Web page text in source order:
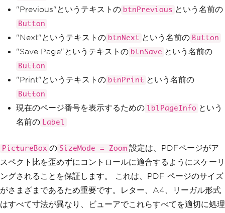
"Previous"というテキストの btnPrevious という名前の
Button
"Next"というテキストの btnNext という名前の Button
"Save Page"というテキストの btnSave という名前の
Button
"Print"というテキストの btnPrint という名前の
Button
現在のページ番号を表示するための lblPageInfo という
名前の
Label
PictureBox の SizeMode = Zoom 設定は、PDFページがア
スペクト比を歪めずにコントロールに適合するようにスケーリ
ングされることを保証します。 これは、PDF ページのサイズ
がさまざまであるため重要です。レター、A4、リーガル形式
はすべて寸法が異なり、ビューアでこれらすべてを適切に処理